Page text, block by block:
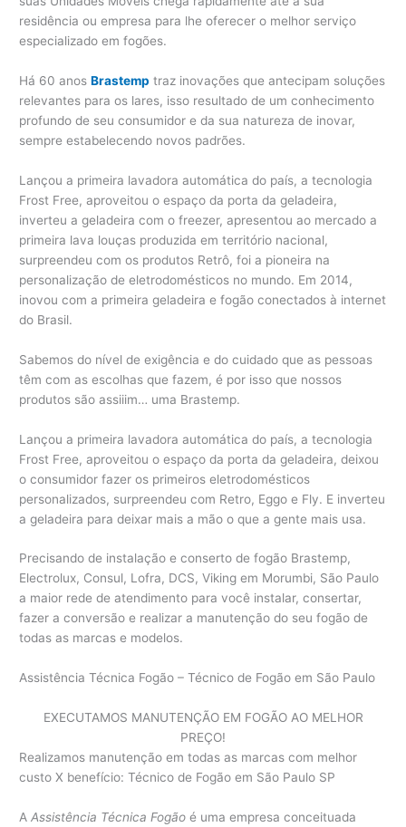
residência ou empresa para lhe oferecer o melhor serviço
especializado em fogões.
Há 60 anosBrastemp traz inovações que antecipam soluções
relevantes para os lares, isso resultado de um conhecimento
profundo de seu consumidor e da sua natureza de inovar,
sempre estabelecendo novos padrões.
Lançou a primeira lavadora automática do país, a tecnologia
Frost Free, aproveitou o espaço da porta da geladeira,
inverteu a geladeira com o freezer, apresentou ao mercado a
primeira lava louças produzida em território nacional,
surpreendeu com os produtos Retrô, foi a pioneira na
personalização de eletrodomésticos no mundo. Em 2014,
inovou com a primeira geladeira e fogão conectados à internet
do Brasil.
Sabemos do nível de exigência e do cuidado que as pessoas
têm com as escolhas que fazem, é por isso que nossos
produtos são assiiim… uma Brastemp.
Lançou a primeira lavadora automática do país, a tecnologia
Frost Free, aproveitou o espaço da porta da geladeira, deixou
o consumidor fazer os primeiros eletrodomésticos
personalizados, surpreendeu com Retro, Eggo e Fly. E inverteu
a geladeira para deixar mais a mão o que a gente mais usa.
Precisando de instalação e conserto de fogão Brastemp,
Electrolux, Consul, Lofra, DCS, Viking em Morumbi, São Paulo
a maior rede de atendimento para você instalar, consertar,
fazer a conversão e realizar a manutenção do seu fogão de
todas as marcas e modelos.
Assistência Técnica Fogão – Técnico de Fogão em São Paulo
EXECUTAMOS MANUTENÇÃO EM FOGÃO AO MELHOR
PREÇO!
Realizamos manutenção em todas as marcas com melhor
custo X benefício: Técnico de Fogão em São Paulo SP
AAssistência Técnica Fogão é uma empresa conceituada